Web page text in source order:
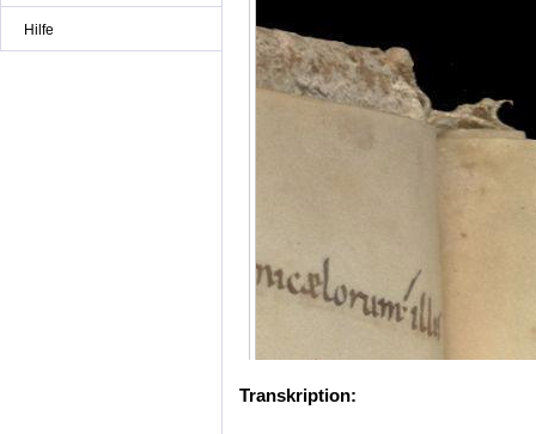
Hilfe
Transkription: